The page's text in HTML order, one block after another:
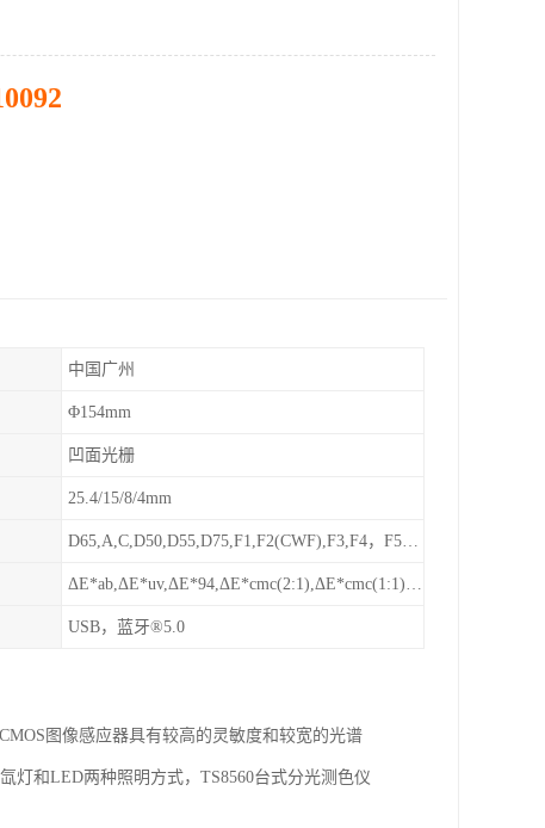
中国广州
Φ154mm
凹面光栅
25.4/15/8/4mm
D65,A,C,D50,D55,D75,F1,F2(CWF),F3,F4，F5，F6,F7(DLF),F8,F9，F10(TPL5),F11(TL84),F12(TL83/U30)
ΔE*ab,ΔE*uv,ΔE*94,ΔE*cmc(2:1),ΔE*cmc(1:1),ΔE*00, DINΔE99,ΔE(Hunter)
USB，蓝牙®5.0
图像感应器具有较高的灵敏度和较宽的光谱
灯和LED两种照明方式，TS8560台式分光测色仪